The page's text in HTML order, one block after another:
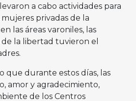
a cabo actividades para
privadas de la
las áreas varoniles, las
de la libertad tuvieron el
que durante estos días, las
amor y agradecimiento,
de los Centros